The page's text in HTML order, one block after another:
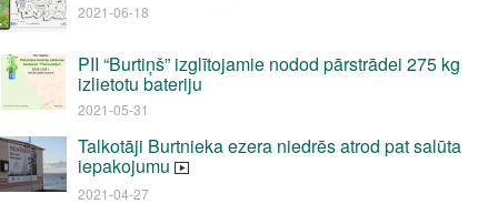
2021-06-18
PII “Burtiņš” izglītojamie nodod pārstrādei 275 kg
izlietotu bateriju
2021-05-31
Talkotāji Burtnieka ezera niedrēs atrod pat salūta
iepakojumu
2021-04-27